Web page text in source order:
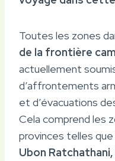
Toutes les zones
de la frontière
actuellement
d’affrontements
et d’évacuations
Cela comprend les
provinces telles que
Ubon